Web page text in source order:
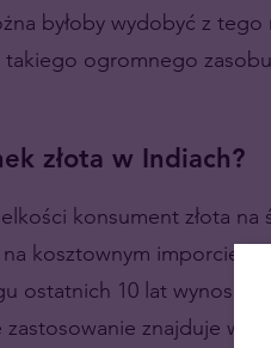
byłoby wydobyć z
takiego ogromnego
złota w Indiach?
konsument złota
kosztownym imporcie
ostatnich 10 lat wynosił
zastosowanie znajduje w